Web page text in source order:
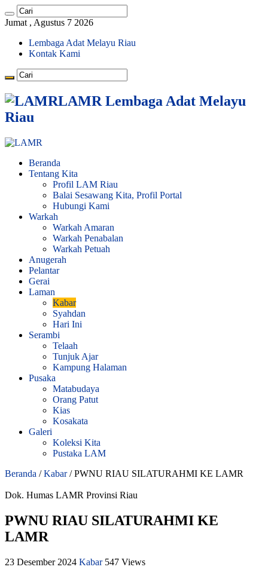
Jumat , Agustus 7 2026
Lembaga Adat Melayu Riau
Kontak Kami
LAMR Lembaga Adat Melayu
Riau
Beranda
Tentang Kita
Profil LAM Riau
Balai Sesawang Kita, Profil Portal
Hubungi Kami
Warkah
Warkah Amaran
Warkah Penabalan
Warkah Petuah
Anugerah
Pelantar
Gerai
Laman
Kabar
Syahdan
Hari Ini
Serambi
Telaah
Tunjuk Ajar
Kampung Halaman
Pusaka
Matabudaya
Orang Patut
Kias
Kosakata
Galeri
Koleksi Kita
Pustaka LAM
Beranda / Kabar / PWNU RIAU SILATURAHMI KE LAMR
Dok. Humas LAMR Provinsi Riau
PWNU RIAU SILATURAHMI KE
LAMR
23 Desember 2024 Kabar 547 Views